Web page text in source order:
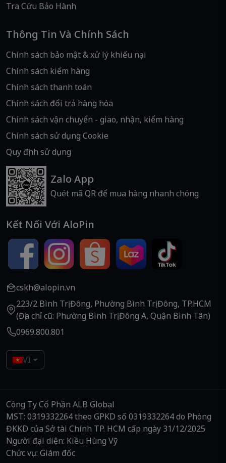
Tra Cứu Bảo Hành
Thông Tin Và Chính Sách
Chính sách bảo mật & xử lý khiếu nại
Chính sách kiểm hàng
Chính sách thanh toán
Chính sách đổi trả hàng hóa
Chính sách vận chuyển - giao, nhận, kiểm hàng
Chính sách sử dụng Cookie
Quy định sử dụng
Zalo App
Quét mã QR để mua hàng nhanh chóng
Kết Nối Với AloPin
cskh@alopin.vn
223/2 Bình Trị Đông, Phường Bình Trị Đông, TP.HCM
(Địa chỉ cũ: Phường Bình Trị Đông A, Quận Bình Tân)
0969.800.801
VI
Công Ty Cổ Phần ALB Global
MST: 0319332264 theo GPKD số 0319332264 do Phòng
ĐKKD của Sở tài Chính TP. HCM cấp ngày 31/12/2025
Người đại diện: Kiều Hùng Vỹ
Chức vụ: Giám đốc